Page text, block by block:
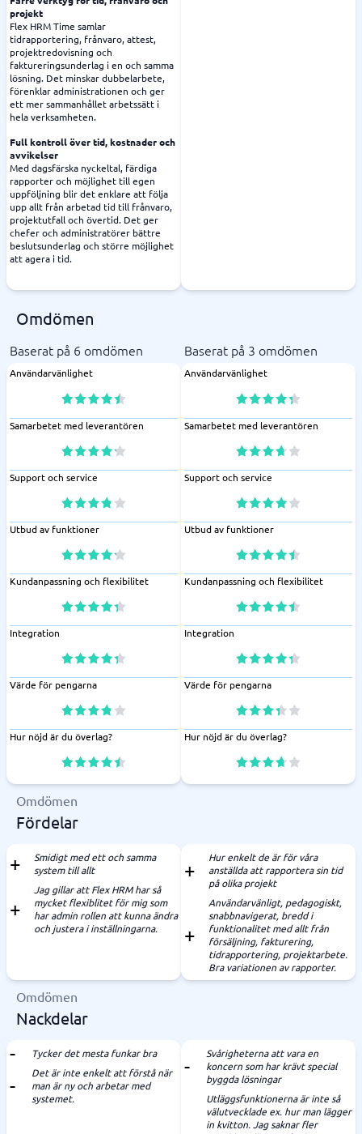
projekt
Flex HRM Time samlar
tidrapportering, frånvaro, attest,
projektredovisning och
faktureringsunderlag i en och samma
lösning. Det minskar dubbelarbete,
förenklar administrationen och ger
ett mer sammanhållet arbetssätt i
hela verksamheten.
Full kontroll över tid, kostnader och
avvikelser
Med dagsfärska nyckeltal, färdiga
rapporter och möjlighet till egen
uppföljning blir det enklare att följa
upp allt från arbetad tid till frånvaro,
projektutfall och övertid. Det ger
chefer och administratörer bättre
beslutsunderlag och större möjlighet
att agera i tid.
Omdömen
Baserat på 6 omdömen Baserat på 3 omdömen
Användarvänlighet
Samarbetet med leverantören
Support och service
Utbud av funktioner
Kundanpassning och flexibilitet
Integration
Värde för pengarna
Hur nöjd är du överlag?
Användarvänlighet
Samarbetet med leverantören
Support och service
Utbud av funktioner
Kundanpassning och flexibilitet
Integration
Värde för pengarna
Hur nöjd är du överlag?
Omdömen
Fördelar
Smidigt med ett och samma
system till allt
Jag gillar att Flex HRM har så
mycket flexiblitet för mig som
har admin rollen att kunna ändra
och justera i inställningarna.
Hur enkelt de är för våra
anställda att rapportera sin tid
på olika projekt
Användarvänligt, pedagogiskt,
snabbnavigerat, bredd i
funktionalitet med allt från
försäljning, fakturering,
tidrapportering, projektarbete.
Bra variationen av rapporter.
Omdömen
Nackdelar
Tycker det mesta funkar bra
Det är inte enkelt att förstå när
man är ny och arbetar med
systemet.
Svårigheterna att vara en
koncern som har krävt special
byggda lösningar
Utläggsfunktionerna är inte så
välutvecklade ex. hur man lägger
in kvitton. Jag saknar fler